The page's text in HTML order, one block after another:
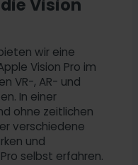
Vision
wir eine
Vision Pro im
VR-, AR- und
In einer
ohne zeitlichen
verschiedene
und
selbst erfahren.